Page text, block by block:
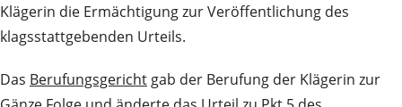
Klägerin die Ermächtigung zur Veröffentlichung des
klagsstattgebenden Urteils.
Das Berufungsgericht gab der Berufung der Klägerin zur